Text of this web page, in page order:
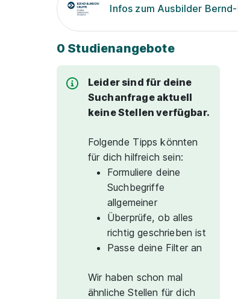
Infos zum Ausbilder
0 Studienangebote
Leider sind für deine
Suchanfrage aktuell
keine Stellen verfügbar.
Folgende Tipps könnten
für dich hilfreich sein:
Formuliere deine
Suchbegriffe
allgemeiner
Überprüfe, ob alles
richtig geschrieben ist
Passe deine Filter an
Wir haben schon mal
ähnliche Stellen für dich